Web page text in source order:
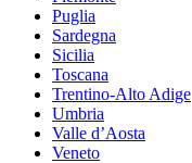
Puglia
Sardegna
Sicilia
Toscana
Trentino-Alto Adige
Umbria
Valle d’Aosta
Veneto